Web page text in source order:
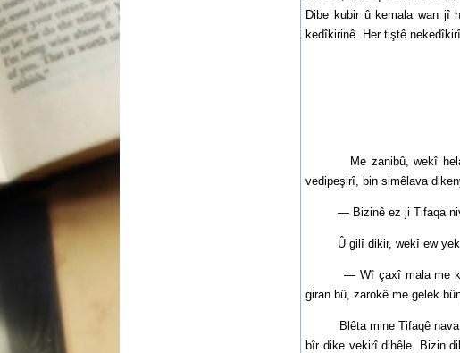
Dibe kubir û kemala wan jî
kedîkirinê. Her tiştê
Me zanibû, wekî hela
vedipeşirî, bin simêlava
— Bizinê ez ji Tifaqa
Û gilî dikir, wekî ew yek
— Wî çaxî mala me
giran bû, zarokê me gelek
Blêta mine Tifaqê nava
bîr dike vekirî dihêle. Bizin